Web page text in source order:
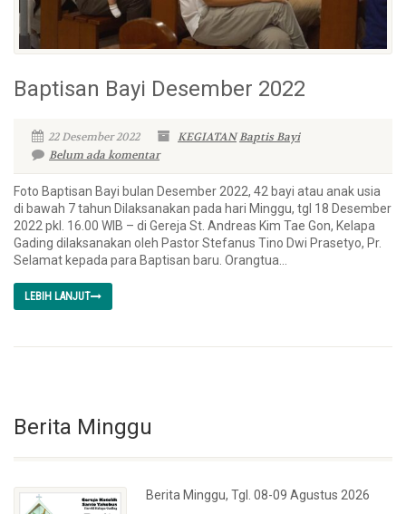
Baptisan Bayi Desember 2022
22 Desember 2022 KEGIATANBaptis Bayi
Belum ada komentar
Foto Baptisan Bayi bulan Desember 2022, 42 bayi atau anak usia
di bawah 7 tahun Dilaksanakan pada hari Minggu, tgl 18 Desember
2022 pkl. 16.00 WIB – di Gereja St. Andreas Kim Tae Gon, Kelapa
Gading dilaksanakan oleh Pastor Stefanus Tino Dwi Prasetyo, Pr.
Selamat kepada para Baptisan baru. Orangtua...
LEBIH LANJUT
Berita Minggu
Berita Minggu, Tgl. 08-09 Agustus 2026